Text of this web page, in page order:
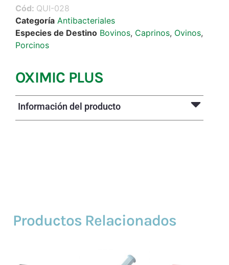
OXIMIC PLUS
Información del producto
Cód: QUI-028
Categoría Antibacteriales
Especies de Destino Bovinos, Caprinos, Ovinos,
Porcinos
Productos Relacionados